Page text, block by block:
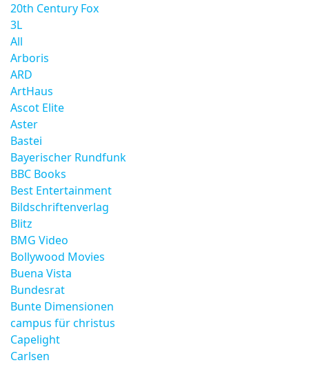
20th Century Fox
3L
All
Arboris
ARD
ArtHaus
Ascot Elite
Aster
Bastei
Bayerischer Rundfunk
BBC Books
Best Entertainment
Bildschriftenverlag
Blitz
BMG Video
Bollywood Movies
Buena Vista
Bundesrat
Bunte Dimensionen
campus für christus
Capelight
Carlsen